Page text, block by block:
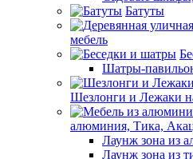
Батуты
мебель
Шатры-
Шезлонги и Лежаки
алюминия, Тика,
Лаунж зона из
Лаунж зона из